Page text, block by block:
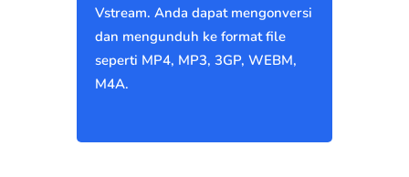
Vstream. Anda dapat mengonversi
dan mengunduh ke format file
seperti MP4, MP3, 3GP, WEBM,
M4A.